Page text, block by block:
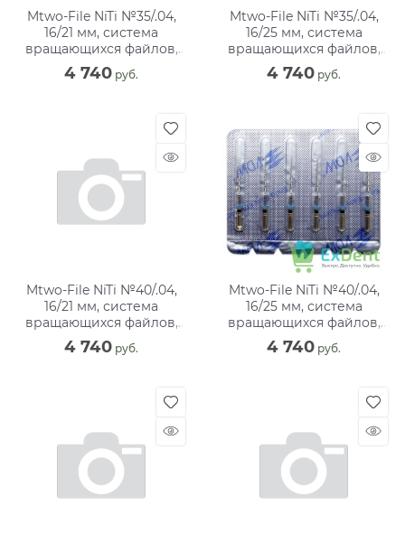
Mtwo-File NiTi №35/.04,
16/21 мм, система
вращающихся файлов,
блистер (6 шт)
4 740 руб.
Mtwo-File NiTi №35/.04,
16/25 мм, система
вращающихся файлов,
блистер (6 шт)
4 740 руб.
Mtwo-File NiTi №40/.04,
16/21 мм, система
вращающихся файлов,
блистер (6 шт)
4 740 руб.
Mtwo-File NiTi №40/.04,
16/25 мм, система
вращающихся файлов,
блистер (6 шт)
4 740 руб.